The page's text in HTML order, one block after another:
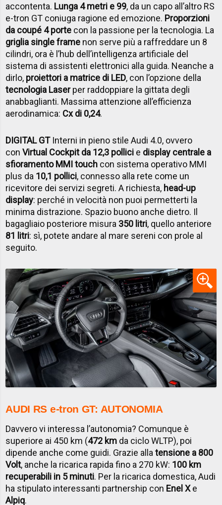
accontenta. Lunga 4 metri e 99, da un capo all’altro RS
e-tron GT coniuga ragione ed emozione. Proporzioni
da coupé 4 porte con la passione per la tecnologia. La
griglia single frame non serve più a raffreddare un 8
cilindri, ora è l’hub dell’intelligenza artificiale del
sistema di assistenti elettronici alla guida. Neanche a
dirlo, proiettori a matrice di LED, con l’opzione della
tecnologia Laserper raddoppiare la gittata degli
anabbaglianti. Massima attenzione all’efficienza
aerodinamica: Cx di 0,24.
DIGITAL GTInterni in pieno stile Audi 4.0, ovvero
conVirtual Cockpit da 12,3 pollici e display centrale a
sfioramento MMI touch con sistema operativo MMI
plus da 10,1 pollici, connesso alla rete come un
ricevitore dei servizi segreti. A richiesta, head-up
display: perché in velocità non puoi permetterti la
minima distrazione. Spazio buono anche dietro. Il
bagagliaio posteriore misura 350 litri, quello anteriore
81 litri: sì, potete andare al mare sereni con prole al
seguito.
AUDI RS e-tron GT: AUTONOMIA
Davvero vi interessa l’autonomia? Comunque è
superiore ai 450 km (472 km da ciclo WLTP), poi
dipende anche come guidi. Grazie allatensione a 800
Volt, anche la ricarica rapida fino a 270 kW: 100 km
recuperabili in 5 minuti. Per la ricarica domestica, Audi
ha stipulato interessanti partnership con Enel Xe
Alpiq.